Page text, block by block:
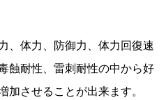
、体力、防御力、体力回復速
蝕耐性、雷刺耐性の中から好
加させることが出来ます。